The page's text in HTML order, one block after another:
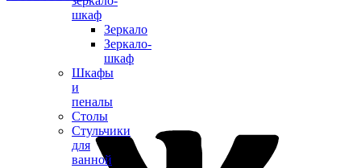
шкаф
Зеркало
Зеркало-
шкаф
Шкафы
и
пеналы
Столы
Стульчики
для
ванной